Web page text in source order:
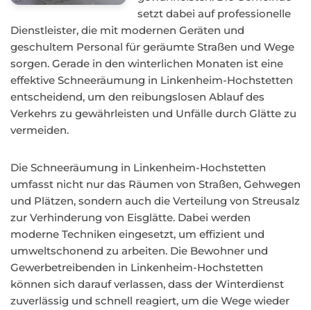
setzt dabei auf professionelle
Dienstleister, die mit modernen Geräten und
geschultem Personal für geräumte Straßen und Wege
sorgen. Gerade in den winterlichen Monaten ist eine
effektive Schneeräumung in Linkenheim-Hochstetten
entscheidend, um den reibungslosen Ablauf des
Verkehrs zu gewährleisten und Unfälle durch Glätte zu
vermeiden.
Die Schneeräumung in Linkenheim-Hochstetten
umfasst nicht nur das Räumen von Straßen, Gehwegen
und Plätzen, sondern auch die Verteilung von Streusalz
zur Verhinderung von Eisglätte. Dabei werden
moderne Techniken eingesetzt, um effizient und
umweltschonend zu arbeiten. Die Bewohner und
Gewerbetreibenden in Linkenheim-Hochstetten
können sich darauf verlassen, dass der Winterdienst
zuverlässig und schnell reagiert, um die Wege wieder